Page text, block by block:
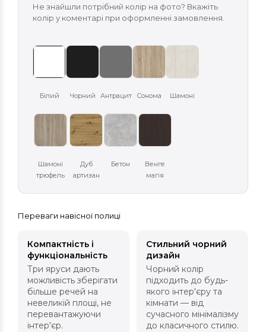
Не знайшли потрібний колір на фото? Вкажіть
колір у коментарі при оформленні замовлення.
Білий Чорний Антрацит Сонома Шамоні
Шамоні
трюфель
Дуб
артизан
Бетон
Венге
магія
Переваги навісної полиці
Компактність і
функціональність
Три яруси дають
можливість зберігати
більше речей на
невеликій площі, не
перевантажуючи
інтер'єр.
Стильний чорний
дизайн
Чорний колір
підходить до будь-
якого інтер'єру та
кімнати — від
сучасного мінімалізму
до класичного стилю.